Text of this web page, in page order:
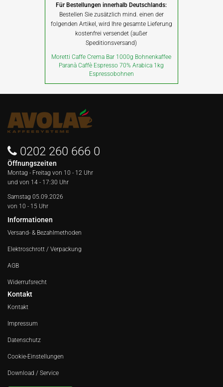
Für Bestellungen innerhalb Deutschlands:
Bestellen Sie zusätzlich mind. einen der
folgenden Artikel, wird Ihre gesamte Lieferung
kostenfrei versendet (außer
Speditionsversand)
Moretti Caffe Crema Bar 1000g Bohnenkaffee
Paranà Caffè Espresso 70% Arabica 1kg
Espressobohnen
0202 260 666 0
Öffnungszeiten
Montag - Freitag von 10 - 12 Uhr
und von 14 - 17:30 Uhr
Samstag 05.09.2026
von 10 - 15 Uhr
Informationen
Versand- & Bezahlmethoden
Elektroschrott / Verpackung
AGB
Widerrufsrecht
Kontakt
Kontakt
Impressum
Datenschutz
Cookie-Einstellungen
Download / Service